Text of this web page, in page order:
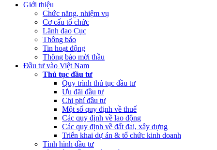
Giới thiệu
Chức năng, nhiệm vụ
Cơ cấu tổ chức
Lãnh đạo Cục
Thông báo
Tin hoạt động
Thông báo mời thầu
Đầu tư vào Việt Nam
Thủ tục đầu tư
Quy trình thủ tục đầu tư
Ưu đãi đầu tư
Chi phí đầu tư
Một số quy định về thuế
Các quy định về lao động
Các quy định về đất đai, xây dựng
Triển khai dự án & tổ chức kinh doanh
Tình hình đầu tư